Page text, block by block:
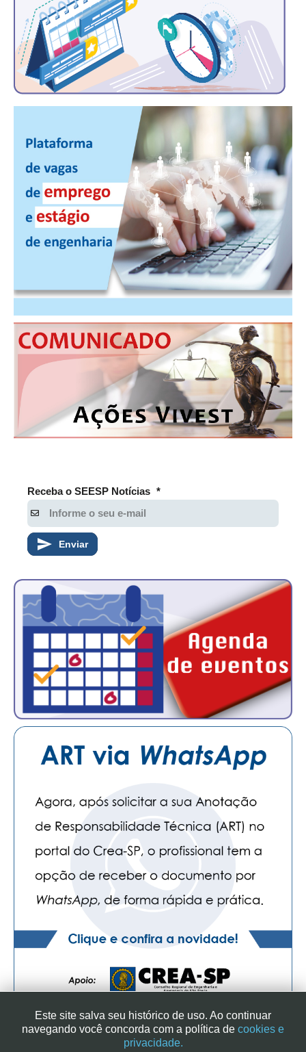
AGENDA
SEESP NOTÍCIAS
NOTÍCIAS NO WHATSAPP
FOTOS
PUBLICIDADE
MANUAL DE REDAÇÃO
RELEASES
CONTATO
ASSOCIE-SE
ATUALIZAÇÃO CADASTRAL
NÚCLEO JOVEM
Receba o SEESP Notícias *
Enviar
SINDICATO DOS ENGENHEIROS NO ESTADO DE SÃO PAULO
Este site salva seu histórico de uso. Ao continuar
navegando você concorda com a política de cookies e
privacidade.